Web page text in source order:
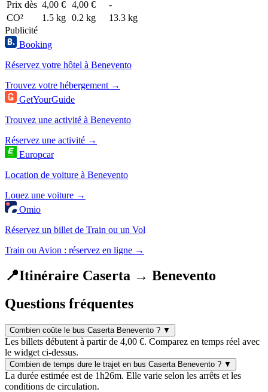
Prix dès 4,00 € 4,00 €
-
CO²
1.5 kg 0.2 kg
13.3 kg
Publicité
Booking
Réservez votre hôtel à Benevento
Trouvez votre hébergement →
GetYourGuide
Trouvez une activité à Benevento
Réservez une activité →
Europcar
Location de voiture à Benevento
Louez une voiture →
Omio
Réservez un billet de Train ou un Vol
Train ou Avion : réservez en ligne →
📍Itinéraire Caserta → Benevento
Questions fréquentes
Combien coûte le bus Caserta Benevento ? ▼
Les billets débutent à partir de 4,00 €. Comparez en temps réel avec
le widget ci-dessus.
Combien de temps dure le trajet en bus Caserta Benevento ? ▼
La durée estimée est de 1h26m. Elle varie selon les arrêts et les
conditions de circulation.